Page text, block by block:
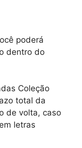
poderá
dentro do
Coleção
total da
de volta, caso
letras